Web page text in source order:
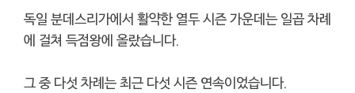
독일 분데스리가에서 활약한 열두 시즌 가운데는 일곱 차례
에 걸쳐 득점왕에 올랐습니다.
그 중 다섯 차례는 최근 다섯 시즌 연속이었습니다.